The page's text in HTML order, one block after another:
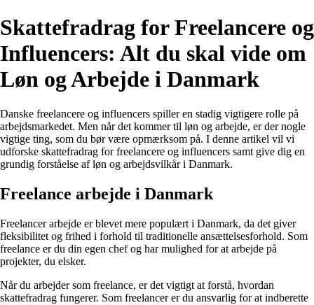
Skattefradrag for Freelancere og
Influencers: Alt du skal vide om
Løn og Arbejde i Danmark
Danske freelancere og influencers spiller en stadig vigtigere rolle på
arbejdsmarkedet. Men når det kommer til løn og arbejde, er der nogle
vigtige ting, som du bør være opmærksom på. I denne artikel vil vi
udforske skattefradrag for freelancere og influencers samt give dig en
grundig forståelse af løn og arbejdsvilkår i Danmark.
Freelance arbejde i Danmark
Freelancer arbejde er blevet mere populært i Danmark, da det giver
fleksibilitet og frihed i forhold til traditionelle ansættelsesforhold. Som
freelance er du din egen chef og har mulighed for at arbejde på
projekter, du elsker.
Når du arbejder som freelance, er det vigtigt at forstå, hvordan
skattefradrag fungerer. Som freelancer er du ansvarlig for at indberette